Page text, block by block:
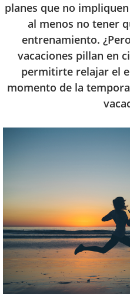
planes que no
al menos no tener
entrenamiento.
vacaciones pillan en
permitirte relajar el
momento de la